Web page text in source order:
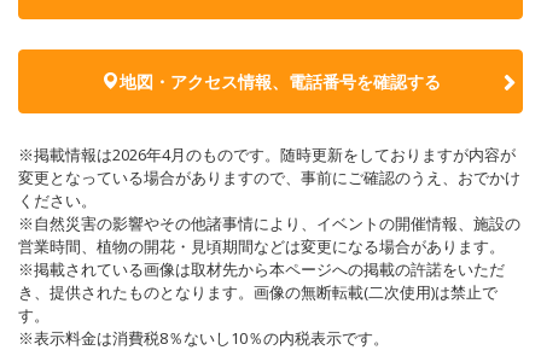
地図・アクセス情報、電話番号を確認する
※掲載情報は2026年4月のものです。随時更新をしておりますが内容が
変更となっている場合がありますので、事前にご確認のうえ、おでかけ
ください。
※自然災害の影響やその他諸事情により、イベントの開催情報、施設の
営業時間、植物の開花・見頃期間などは変更になる場合があります。
※掲載されている画像は取材先から本ページへの掲載の許諾をいただ
き、提供されたものとなります。画像の無断転載(二次使用)は禁止で
す。
※表示料金は消費税8％ないし10％の内税表示です。